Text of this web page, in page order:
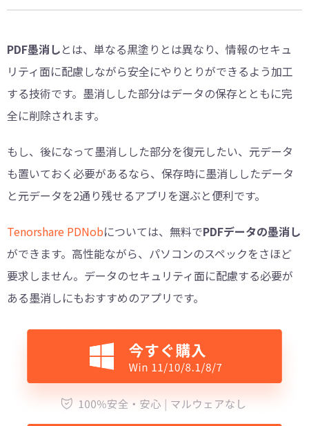
PDF墨消しとは、単なる黒塗りとは異なり、情報のセキュ
リティ面に配慮しながら安全にやりとりができるよう加工
する技術です。墨消しした部分はデータの保存とともに完
全に削除されます。
もし、後になって墨消しした部分を復元したい、元データ
も置いておく必要があるなら、保存時に墨消ししたデータ
と元データを2通り残せるアプリを選ぶと便利です。
Tenorshare PDNobについては、無料でPDFデータの墨消し
ができます。高性能ながら、パソコンのスペックをさほど
要求しません。データのセキュリティ面に配慮する必要が
ある墨消しにもおすすめのアプリです。